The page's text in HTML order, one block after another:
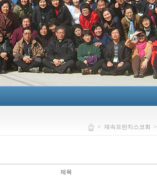
> 재속프란치스코회 >
제목